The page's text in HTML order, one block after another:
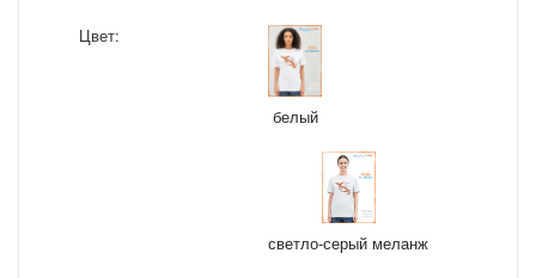
Цвет:
белый
светло-серый меланж